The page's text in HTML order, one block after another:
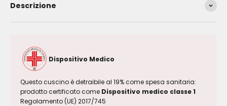
Descrizione
Dispositivo Medico
Questo cuscino è detraibile al 19% come spesa sanitaria:
prodotto certificato come Dispositivo medico classe 1
Regolamento (UE) 2017/745